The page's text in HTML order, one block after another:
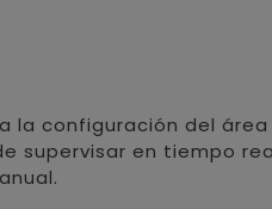
configuración del
supervisar en tiempo